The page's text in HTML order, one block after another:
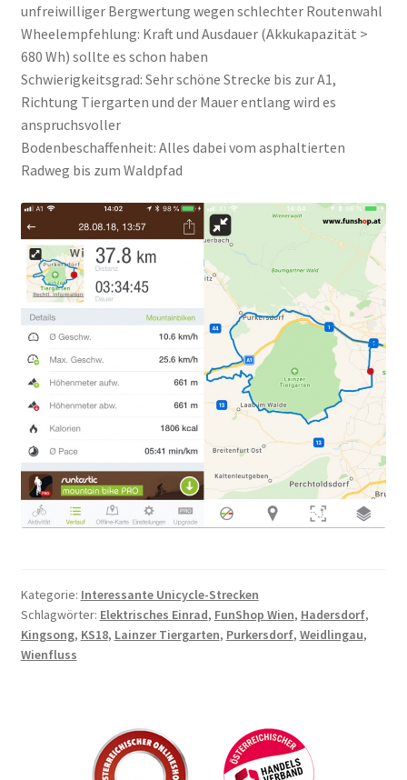
unfreiwilliger Bergwertung wegen schlechter Routenwahl
Wheelempfehlung: Kraft und Ausdauer (Akkukapazität >
680 Wh) sollte es schon haben
Schwierigkeitsgrad: Sehr schöne Strecke bis zur A1,
Richtung Tiergarten und der Mauer entlang wird es
anspruchsvoller
Bodenbeschaffenheit: Alles dabei vom asphaltierten
Radweg bis zum Waldpfad
Kategorie: Interessante Unicycle-Strecken
Schlagwörter: Elektrisches Einrad, FunShop Wien, Hadersdorf,
Kingsong, KS18, Lainzer Tiergarten, Purkersdorf, Weidlingau,
Wienfluss